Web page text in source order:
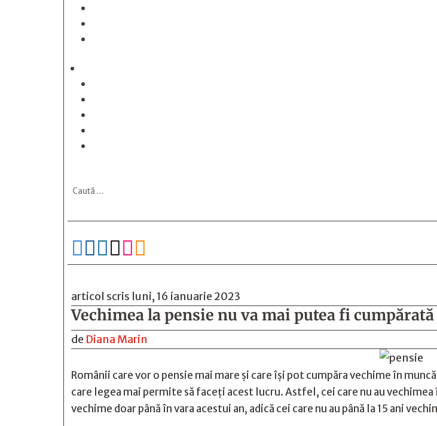

articol scris luni, 16 ianuarie 2023
Vechimea la pensie nu va mai putea fi cumpărată
de Diana Marin
Românii care vor o pensie mai mare şi care îşi pot cumpăra vechime în
care legea mai permite să faceţi acest lucru. Astfel, cei care nu au
vechime doar până în vara acestui an, adică cei care nu au până la 15 ani